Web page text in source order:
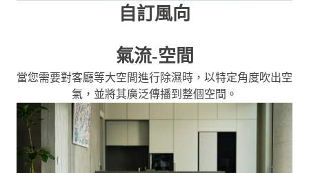
自訂風向
氣流-空間
當您需要對客廳等大空間進行除濕時，以特定角度吹出空
氣，並將其廣泛傳播到整個空間。